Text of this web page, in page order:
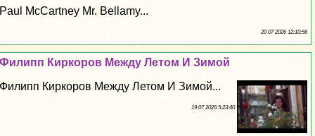
Paul McCartney Mr. Bellamy...
20 07 2026 12:10:56
Филипп Киркоров Между Летом И Зимой
Филипп Киркоров Между Летом И Зимой...
19 07 2026 5:23:40